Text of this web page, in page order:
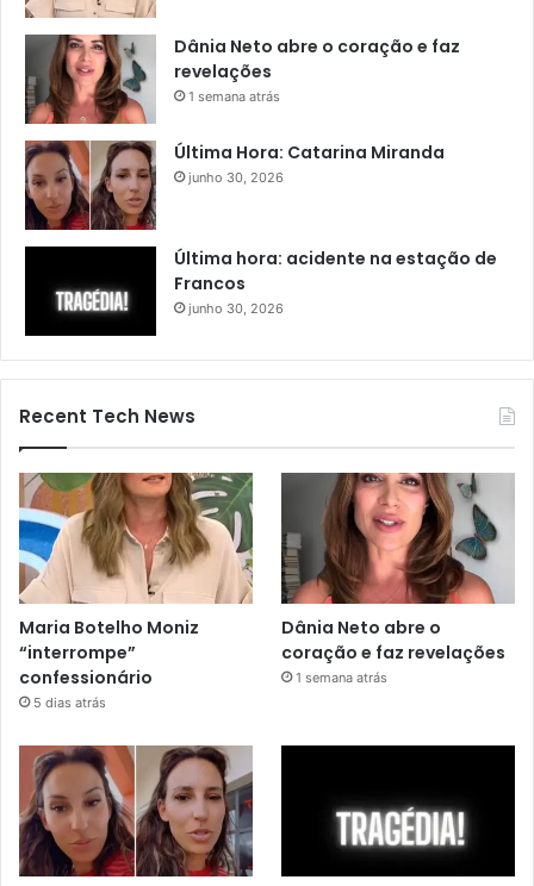
Dânia Neto abre o coração e faz
revelações
1 semana atrás
Última Hora: Catarina Miranda
junho 30, 2026
Última hora: acidente na estação de
Francos
junho 30, 2026
Recent Tech News
Maria Botelho Moniz
“interrompe”
confessionário
5 dias atrás
Dânia Neto abre o
coração e faz revelações
1 semana atrás